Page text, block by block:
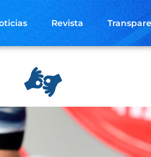
Revista